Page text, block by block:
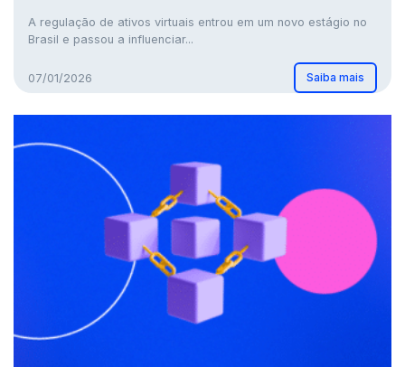
A regulação de ativos virtuais entrou em um novo estágio no
Brasil e passou a influenciar...
07/01/2026 Saiba mais